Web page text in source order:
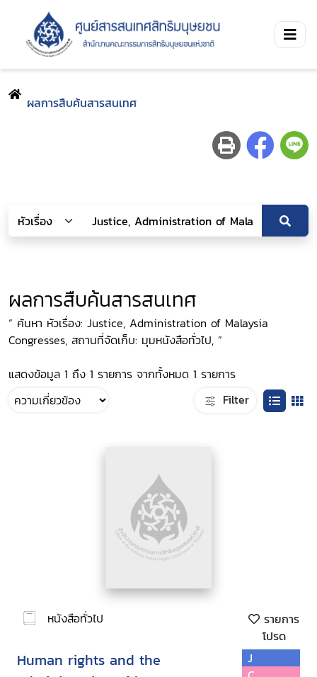
ผลการสืบค้นสารสนเทศ
ผลการสืบค้นสารสนเทศ
“ ค้นหา หัวเรื่อง: Justice, Administration of Malaysia
Congresses, สถานที่จัดเก็บ: มุมหนังสือทั่วไป, ”
แสดงข้อมูล 1 ถึง 1 รายการ จากทั้งหมด 1 รายการ
Filter
หนังสือทั่วไป
รายการ
โปรด
Human rights and the
J